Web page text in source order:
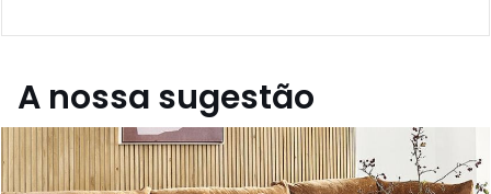
A nossa sugestão